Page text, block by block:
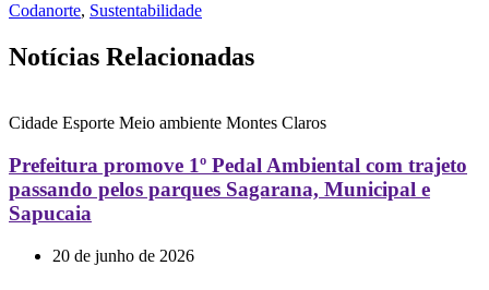
Codanorte, Sustentabilidade
Notícias Relacionadas
Cidade Esporte Meio ambiente Montes Claros
Prefeitura promove 1º Pedal Ambiental com trajeto
passando pelos parques Sagarana, Municipal e
Sapucaia
20 de junho de 2026